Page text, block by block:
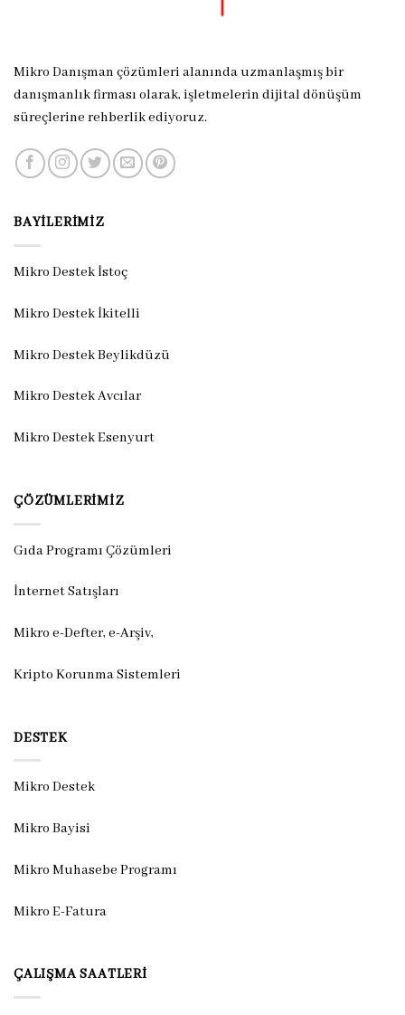
Mikro Danışman çözümleri alanında uzmanlaşmış bir
danışmanlık firması olarak, işletmelerin dijital dönüşüm
süreçlerine rehberlik ediyoruz.
BAYILERIMIZ
Mikro Destek İstoç
Mikro Destek İkitelli
Mikro Destek Beylikdüzü
Mikro Destek Avcılar
Mikro Destek Esenyurt
ÇÖZÜMLERIMIZ
Gıda Programı Çözümleri
İnternet Satışları
Mikro e-Defter, e-Arşiv,
Kripto Korunma Sistemleri
DESTEK
Mikro Destek
Mikro Bayisi
Mikro Muhasebe Programı
Mikro E-Fatura
ÇALIŞMA SAATLERI